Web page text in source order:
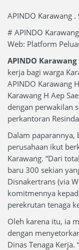
APINDO Karawang
# APINDO
Web: Platform
APINDO Karawang
kerja bagi warga
APINDO Karawang
Karawang H Aep
dengan perwakilan
perkantoran
Dalam paparannya,
perusahaan ikut
Karawang. “Dari
baru 300 sekian
Disnakertrans (via
komitmennya
perekrutan tenaga
Oleh karena itu, ia
dengan
Dinas Tenaga